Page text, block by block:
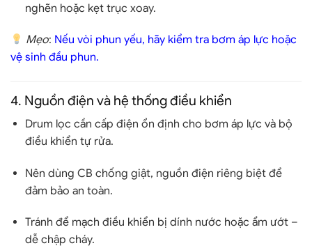
nghẽn hoặc kẹt trục xoay.
Mẹo: Nếu vòi phun yếu, hãy kiểm tra bơm áp lực hoặc
vệ sinh đầu phun.
4. Nguồn điện và hệ thống điều khiển
Drum lọc cần cấp điện ổn định cho bơm áp lực và bộ
điều khiển tự rửa.
Nên dùng CB chống giật, nguồn điện riêng biệtđể
đảm bảo an toàn.
Tránh để mạch điều khiển bị dính nước hoặc ẩm ướt –
dễ chập cháy.